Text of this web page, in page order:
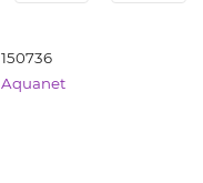
150736
Aquanet